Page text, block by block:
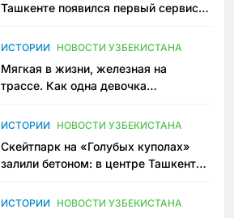
Ташкенте появился первый сервис
ИСТОРИИ НОВОСТИ УЗБЕКИСТАНА
Мягкая в жизни, железная на
трассе. Как одна девочка
Узбекистане
ИСТОРИИ НОВОСТИ УЗБЕКИСТАНА
Скейтпарк на «Голубых куполах»
залили бетоном: в центре Ташкента
пространство
ИСТОРИИ НОВОСТИ УЗБЕКИСТАНА